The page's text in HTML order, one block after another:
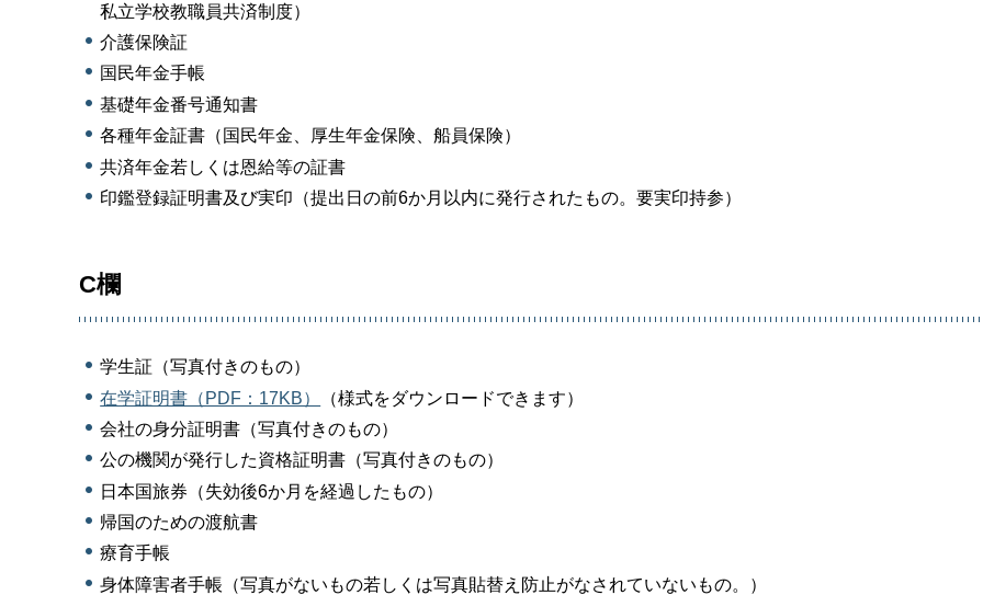
私立学校教職員共済制度）
介護保険証
国民年金手帳
基礎年金番号通知書
各種年金証書（国民年金、厚生年金保険、船員保険）
共済年金若しくは恩給等の証書
印鑑登録証明書及び実印（提出日の前6か月以内に発行されたもの。要実印持参）
C欄
学生証（写真付きのもの）
在学証明書（PDF：17KB）
（様式をダウンロードできます）
会社の身分証明書（写真付きのもの）
公の機関が発行した資格証明書（写真付きのもの）
日本国旅券（失効後6か月を経過したもの）
帰国のための渡航書
療育手帳
身体障害者手帳（写真がないもの若しくは写真貼替え防止がなされていないもの。）